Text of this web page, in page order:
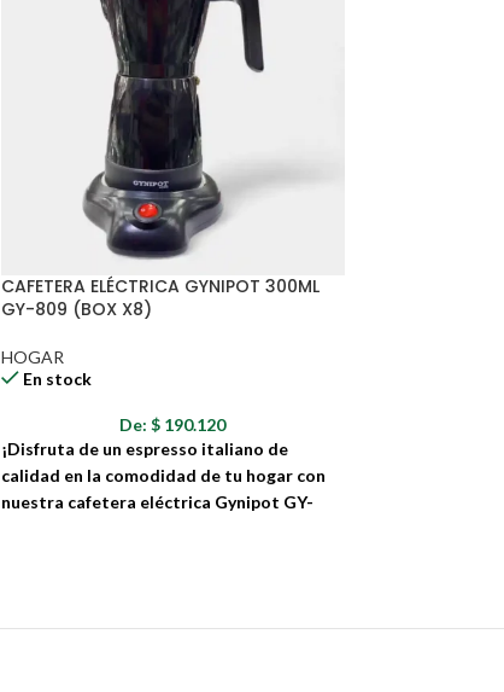
CAFETERA ELÉCTRICA GYNIPOT 300ML
GY-809 (BOX X8)
HOGAR
En stock
De:$ 190.120
¡Disfruta de un espresso italiano de
calidad en la comodidad de tu hogar con
nuestra cafetera eléctrica Gynipot GY-